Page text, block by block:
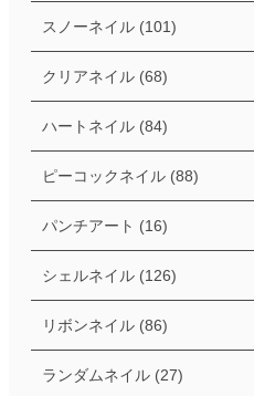
スノーネイル (101)
クリアネイル (68)
ハートネイル (84)
ピーコックネイル (88)
パンチアート (16)
シェルネイル (126)
リボンネイル (86)
ランダムネイル (27)